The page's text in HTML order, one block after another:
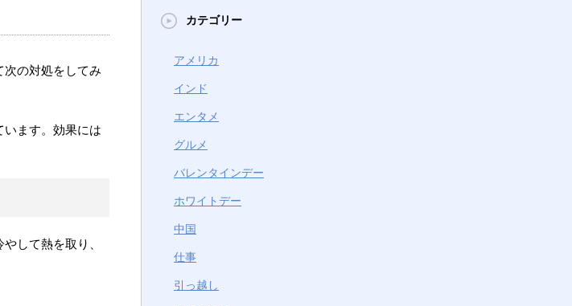
の対処をしてみ
います。効果には
して熱を取り、
カテゴリー
アメリカ
インド
エンタメ
グルメ
バレンタインデー
ホワイトデー
中国
仕事
引っ越し